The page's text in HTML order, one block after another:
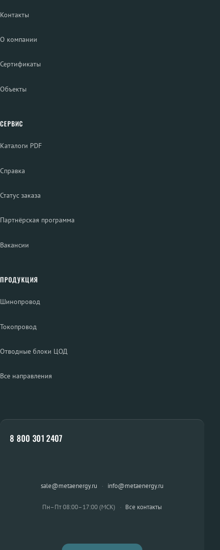
Контакты
О компании
Сертификаты
Объекты
СЕРВИС
Каталоги PDF
Справка
Статус заказа
Партнёрская программа
Вакансии
ПРОДУКЦИЯ
Шинопровод
Токопровод
Отводные блоки ЦОД
Все направления
8 800 301 2407
sale@metaenergy.ru · info@metaenergy.ru
Пн–Пт 08:00–17:00 (МСК) · Все контакты